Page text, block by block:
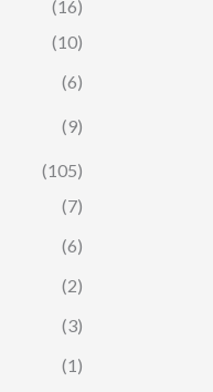
(16)
(10)
(6)
(9)
(105)
(7)
(6)
(2)
(3)
(1)